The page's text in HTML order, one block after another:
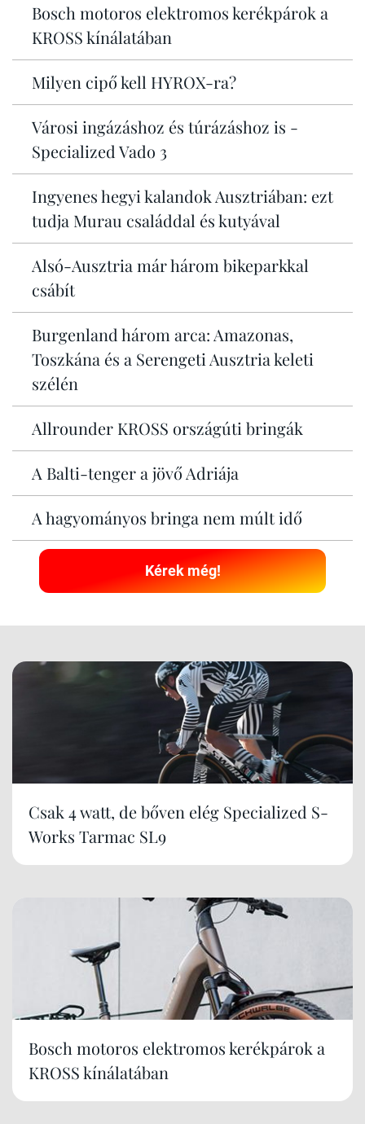
Bosch motoros elektromos kerékpárok a
KROSS kínálatában
Milyen cipő kell HYROX-ra?
Városi ingázáshoz és túrázáshoz is -
Specialized Vado 3
Ingyenes hegyi kalandok Ausztriában: ezt
tudja Murau családdal és kutyával
Alsó-Ausztria már három bikeparkkal
csábít
Burgenland három arca: Amazonas,
Toszkána és a Serengeti Ausztria keleti
szélén
Allrounder KROSS országúti bringák
A Balti-tenger a jövő Adriája
A hagyományos bringa nem múlt idő
Kérek még!
Csak 4 watt, de bőven elég Specialized S-
Works Tarmac SL9
Bosch motoros elektromos kerékpárok a
KROSS kínálatában